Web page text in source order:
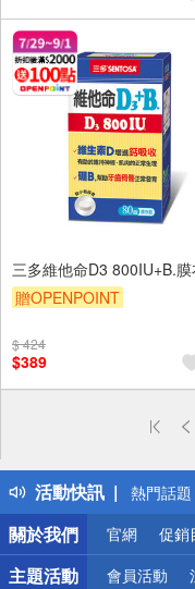
三多維他命D3 800IU+B.膜
贈OPENPOINT
$ 424
$389
活動快訊
偏遠地
得獎公告
熱門話題
銀行優惠
偏遠地區
詐騙網
關於我們
官網 促銷
主題活動 會員活動